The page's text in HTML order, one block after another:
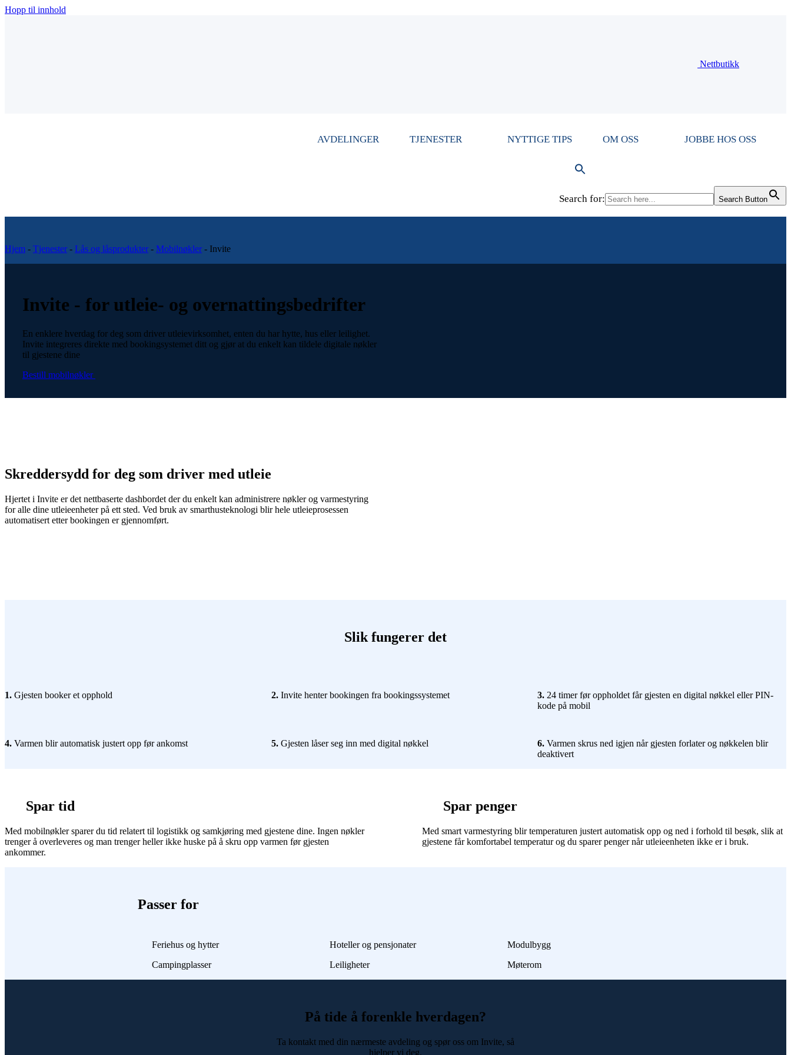
Hopp til innhold
Nettbutikk
AVDELINGER TJENESTER NYTTIGE TIPS OM OSS JOBBE HOS OSS
Search for: Search Button
Hjem - Tjenester - Lås og låsprodukter - Mobilnøkler - Invite
Invite - for utleie- og overnattings­bedrifter
En enklere hverdag for deg som driver utleievirksomhet, enten du har hytte, hus eller leilighet.
Invite integreres direkte med bookingsystemet ditt og gjør at du enkelt kan tildele digitale nøkler
til gjestene dine
Bestill mobilnøkler
Skreddersydd for deg som driver med utleie
Hjertet i Invite er det nettbaserte dashbordet der du enkelt kan administrere nøkler og varmestyring
for alle dine utleieenheter på ett sted. Ved bruk av smarthusteknologi blir hele utleieprosessen
automatisert etter bookingen er gjennomført.
Slik fungerer det
1. Gjesten booker et opphold 2.Invite henter bookingen fra bookingssystemet 3. 24 timer før oppholdet får gjesten en digital nøkkel eller PIN-
kode på mobil
4. Varmen blir automatisk justert opp før ankomst 5.Gjesten låser seg inn med digital nøkkel 6. Varmen skrus ned igjen når gjesten forlater og nøkkelen blir
deaktivert
Spar tid
Med mobilnøkler sparer du tid relatert til logistikk og samkjøring med gjestene dine. Ingen nøkler
trenger å overleveres og man trenger heller ikke huske på å skru opp varmen før gjesten
ankommer.
Spar penger
Med smart varmestyring blir temperaturen justert automatisk opp og ned i forhold til besøk, slik at
gjestene får komfortabel temperatur og du sparer penger når utleieenheten ikke er i bruk.
Passer for
Feriehus og hytter
Campingplasser
Hoteller og pensjonater
Leiligheter
Modulbygg
Møterom
På tide å forenkle hverdagen?
Ta kontakt med din nærmeste avdeling og spør oss om Invite, så
hjelper vi deg.